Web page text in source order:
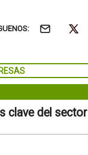
clave del sector